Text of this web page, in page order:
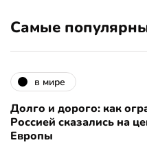
Самые
в мире
Долго и дорого: как
Россией сказались на
Европы